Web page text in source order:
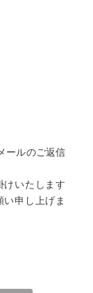
ールのご返信
けいたします
申し上げま